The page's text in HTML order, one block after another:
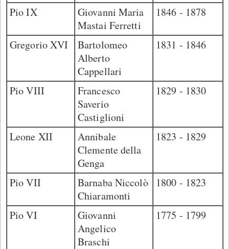
Pio IX
Giovanni Maria
Mastai Ferretti
1846 - 1878
Gregorio XVI
Bartolomeo
Alberto
Cappellari
1831 - 1846
Pio VIII
Francesco
Saverio
Castiglioni
1829 - 1830
Leone XII
Annibale
Clemente della
Genga
1823 - 1829
Pio VII
Barnaba Niccolò
Chiaramonti
1800 - 1823
Pio VI
Giovanni
Angelico
Braschi
1775 - 1799